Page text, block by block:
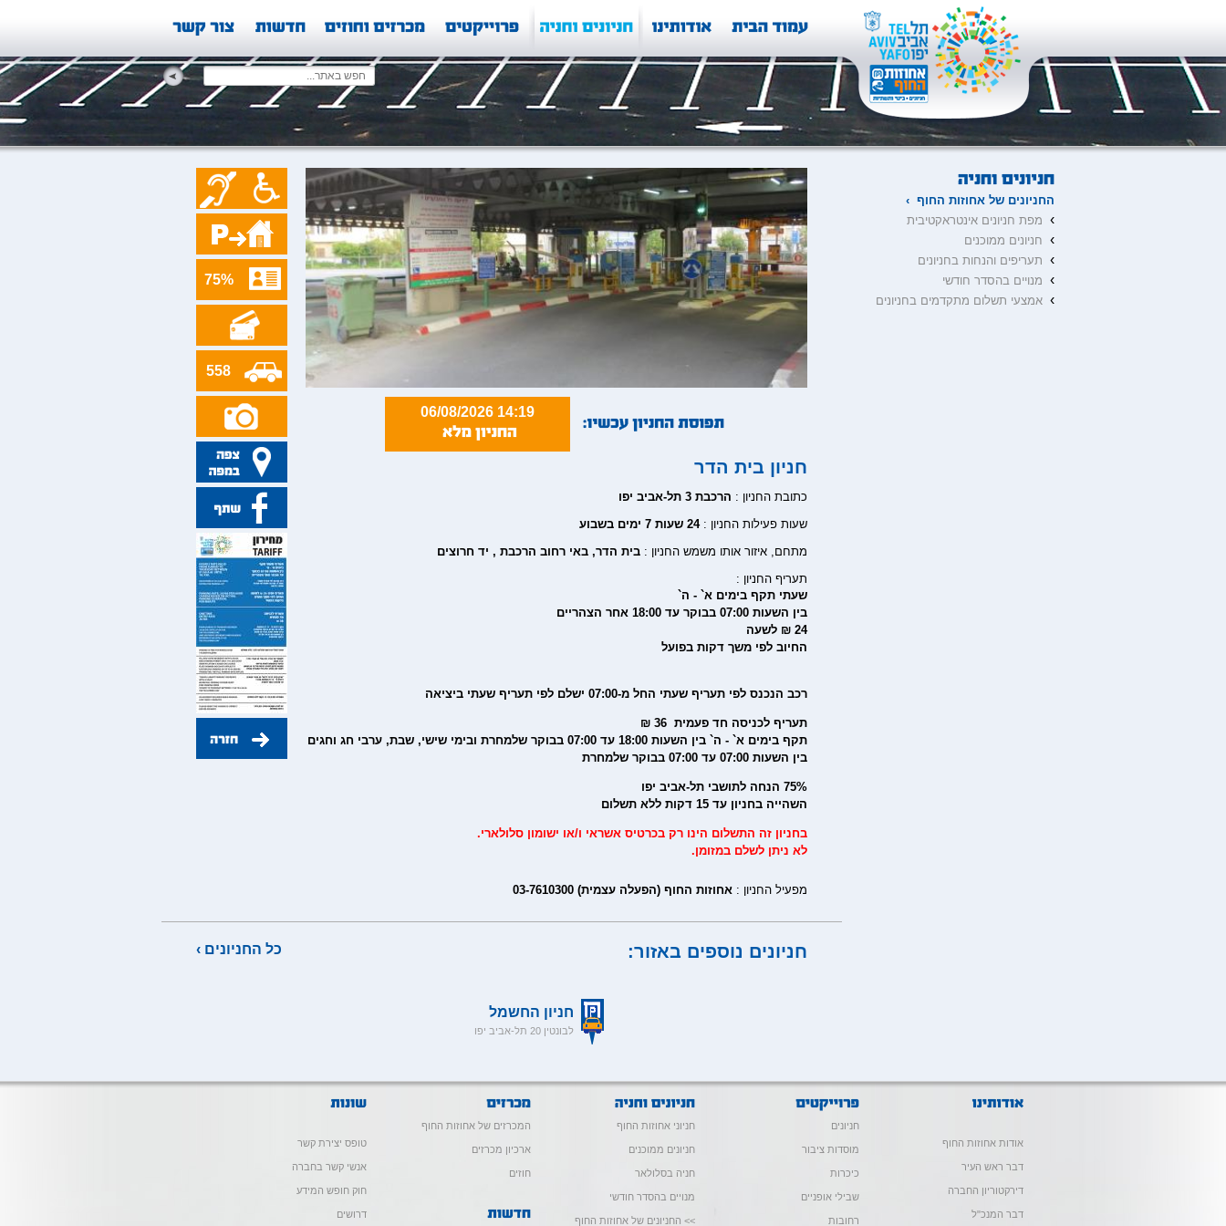
החניונים של אחוזות החוף ›
› מפת חניונים אינטראקטיבית
› חניונים ממוכנים
› תעריפים והנחות בחניונים
› מנויים בהסדר חודשי
› אמצעי תשלום מתקדמים בחניונים
06/08/2026 14:19
חניון בית הדר
כתובת החניון : הרכבת 3 תל-אביב יפו
שעות פעילות החניון :24 שעות 7 ימים בשבוע
מתחם, איזור אותו משמש החניון : בית הדר, באי רחוב הרכבת , יד חרוצים
תעריף החניון :
שעתי תקף בימים א` - ה`
בין השעות 07:00 בבוקר עד 18:00 אחר הצהריים
24 ₪ לשעה
החיוב לפי משך דקות בפועל
רכב הנכנס לפי תעריף שעתי החל מ-07:00 ישלם לפי תעריף שעתי ביציאה
תעריף לכניסה חד פעמית 36 ₪
תקף בימים א` - ה` בין השעות 18:00 עד 07:00 בבוקר שלמחרת ובימי שישי, שבת, ערבי חג וחגים
בין השעות 07:00 עד 07:00 בבוקר שלמחרת
75% הנחה לתושבי תל-אביב יפו
השהייה בחניון עד 15 דקות ללא תשלום
בחניון זה התשלום הינו רק בכרטיס אשראי ו/או ישומון סלולארי.
לא ניתן לשלם במזומן.
מפעיל החניון : אחוזות החוף (הפעלה עצמית) 03-7610300
75%
חניונים נוספים באזור: כל החניונים ›
חניון החשמל
לבונטין 20 תל-אביב יפו
אודות אחוזות החוף
דבר ראש העיר
דירקטוריון החברה
דבר המנכ"ל
חניונים
מוסדות ציבור
כיכרות
שבילי אופניים
רחובות
חניוני אחוזות החוף
חניונים ממוכנים
חניה בסלולאר
מנויים בהסדר חודשי
>> החניונים של אחוזות החוף
המכרזים של אחוזות החוף
ארכיון מכרזים
חוזים
טופס יצירת קשר
אנשי קשר בחברה
חוק חופש המידע
דרושים